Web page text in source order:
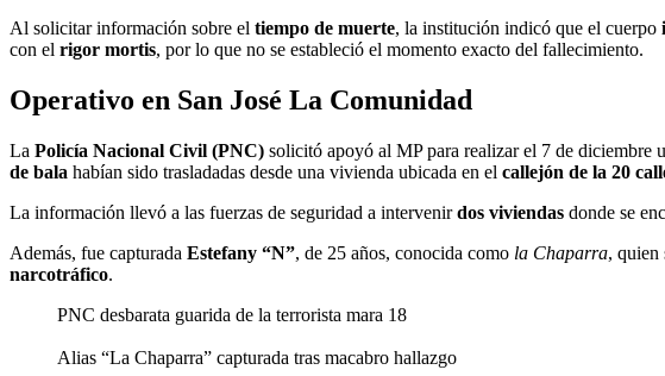
Al solicitar información sobre el tiempo de muerte, la institución indicó que el cuerpo
con el rigor mortis, por lo que no se estableció el momento exacto del fallecimiento.
Operativo en San José La Comunidad
La Policía Nacional Civil (PNC) solicitó apoyó al MP para realizar el 7 de diciembre
de bala habían sido trasladadas desde una vivienda ubicada en el callejón de la 20
La información llevó a las fuerzas de seguridad a intervenirdos viviendas donde se
Además, fue capturada Estefany “N”, de 25 años, conocida como la Chaparra, quien
narcotráfico.
PNC desbarata guarida de la terrorista mara 18
Alias “La Chaparra” capturada tras macabro hallazgo